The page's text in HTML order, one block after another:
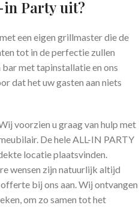
in Party uit?
een eigen grillmaster die de
tot in de perfectie zullen
met tapinstallatie en ons
dat het uw gasten aan niets
voorzien u graag van hulp met
De hele ALL-IN PARTY
locatie plaatsvinden.
wensen zijn natuurlijk altijd
bij ons aan. Wij ontvangen
om zo samen tot het